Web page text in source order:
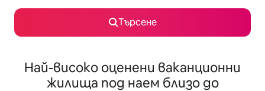
Търсене
Най-високо оценени ваканционни
жилища под наем близо до